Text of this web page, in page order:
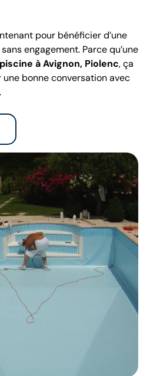
pour bénéficier d’une
engagement. Parce qu’une
à Avignon, Piolenc, ça
bonne conversation avec